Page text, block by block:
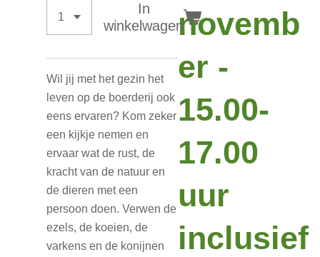
novemb
er -
15.00-
17.00
uur
inclusief
In
winkelwagen
Wil jij met het gezin het
leven op de boerderij ook
eens ervaren? Kom zeker
een kijkje nemen en
ervaar wat de rust, de
kracht van de natuur en
de dieren met een
persoon doen. Verwen de
ezels, de koeien, de
varkens en de konijnen